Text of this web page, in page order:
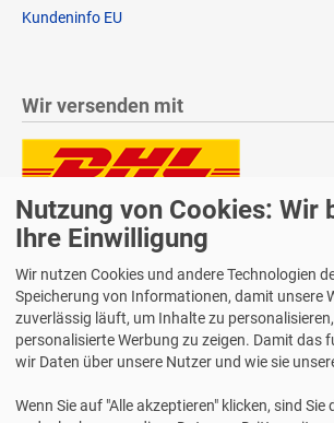
Kundeninfo EU
Wir versenden mit
Lieferung auch an Packstationen und
Samstagszustellung
Bequeme Zahlung über
2 Jahre
Nutzung von Cookies: Wir
Ihre Einwilligung
Wir nutzen Cookies und andere Technologien
Speicherung von Informationen, damit unsere
zuverlässig läuft, um Inhalte zu
personalisierte Werbung zu zeigen. Damit das
wir Daten über unsere Nutzer und wie sie
Wenn Sie auf "Alle akzeptieren" klicken, sind